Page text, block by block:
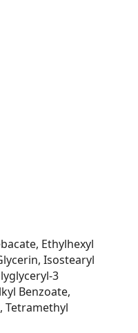
Ethylhexyl
Isostearyl
3
Benzoate,
Tetramethyl